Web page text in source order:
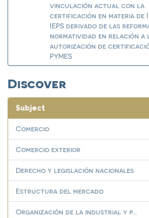
vinculación actual con la
certificación en materia de
IEPS derivado de las
normatividad en relación a
autorización de
PYMES
Discover
Subject
Comercio
Comercio exterior
Derecho y legislación nacionales
Estructura del mercado
Organización de la industrial y p...